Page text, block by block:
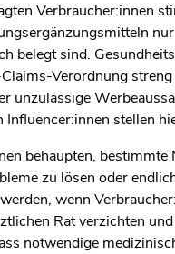
Verbraucher:innen
belegt sind.
Verordnung
unzulässige
Influencer:innen stellen
behaupten,
zu lösen oder
wenn
Rat verzichten
notwendige